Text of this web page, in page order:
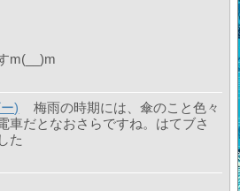
m(__)m
)
梅雨の時期には、傘のこと色々
車だとなおさらですね。はてブさ
た